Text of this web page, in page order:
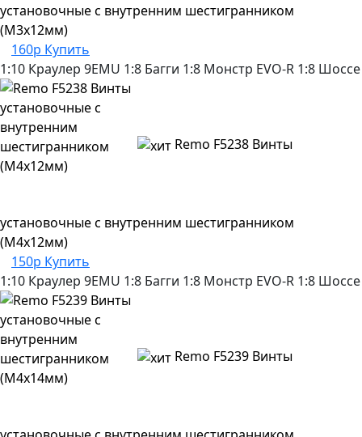
установочные с внутренним шестигранником
(M3x12мм)
160р Купить
1:10 Краулер 9EMU 1:8 Багги 1:8 Монстр EVO-R 1:8 Шоссе
Remo F5238 Винты
установочные с внутренним шестигранником
(M4x12мм)
150р Купить
1:10 Краулер 9EMU 1:8 Багги 1:8 Монстр EVO-R 1:8 Шоссе
Remo F5239 Винты